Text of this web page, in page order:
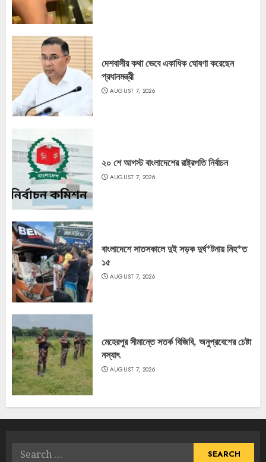
দেশবাসীর কথা ভেবে একাধিক ঘোষণা করেছেন
প্রধানমন্ত্রী
AUGUST 7, 2026
২০ শে আগস্ট বাংলাদেশের রাষ্ট্রপতি নির্বাচন
AUGUST 7, 2026
বাংলাদেশে সাতসকালে দুই সড়ক দুর্ঘ*টনায় নিহ*ত
১৫
AUGUST 7, 2026
মেহেরপুর সীমান্তে সতর্ক বিজিবি, অনুপ্রবেশের চেষ্টা
নস্যাৎ
AUGUST 7, 2026
Search